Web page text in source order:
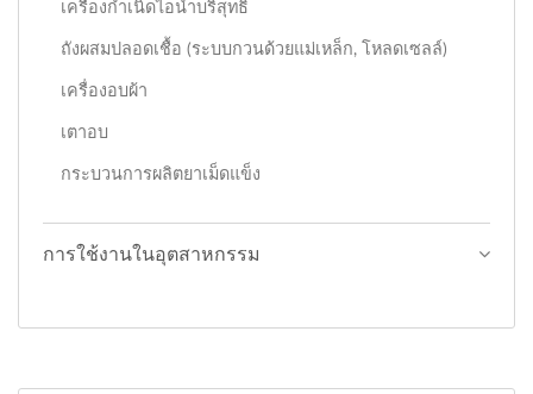
เครื่องกำเนิดไอน้ำบริสุทธิ์
ถังผสมปลอดเชื้อ (ระบบกวนด้วยแม่เหล็ก, โหลดเซลล์)
เครื่องอบผ้า
เตาอบ
กระบวนการผลิตยาเม็ดแข็ง
การใช้งานในอุตสาหกรรม